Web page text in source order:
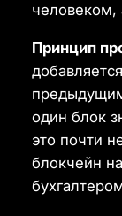
человеком,
Принцип
один блок
это почти
блокчейн